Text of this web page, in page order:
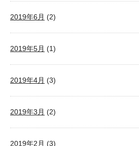
2019年6月 (2)
2019年5月 (1)
2019年4月 (3)
2019年3月 (2)
2019年2月 (3)